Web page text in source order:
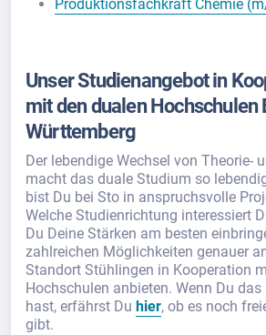
Produktionsfachkraft Chemie
Unser Studienangebot in
mit den dualen Hochschulen
Württemberg
Der lebendige Wechsel von Theorie-
macht das duale Studium so
bist Du bei Sto in anspruchsvolle
Welche Studienrichtung interessiert
Du Deine Stärken am besten
zahlreichen Möglichkeiten genauer
Standort Stühlingen in Kooperation
Hochschulen anbieten. Wenn Du
hast, erfährst Du hier, ob es noch
gibt.